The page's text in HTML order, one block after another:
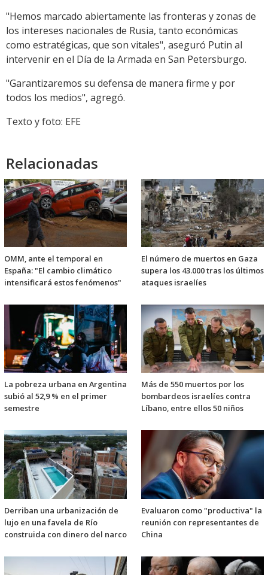
"Hemos marcado abiertamente las fronteras y zonas de
los intereses nacionales de Rusia, tanto económicas
como estratégicas, que son vitales", aseguró Putin al
intervenir en el Día de la Armada en San Petersburgo.
"Garantizaremos su defensa de manera firme y por
todos los medios", agregó.
Texto y foto: EFE
Relacionadas
OMM, ante el temporal en
España: "El cambio climático
intensificará estos fenómenos"
El número de muertos en Gaza
supera los 43.000 tras los últimos
ataques israelíes
La pobreza urbana en Argentina
subió al 52,9 % en el primer
semestre
Más de 550 muertos por los
bombardeos israelíes contra
Líbano, entre ellos 50 niños
Derriban una urbanización de
lujo en una favela de Río
construida con dinero del narco
Evaluaron como "productiva" la
reunión con representantes de
China